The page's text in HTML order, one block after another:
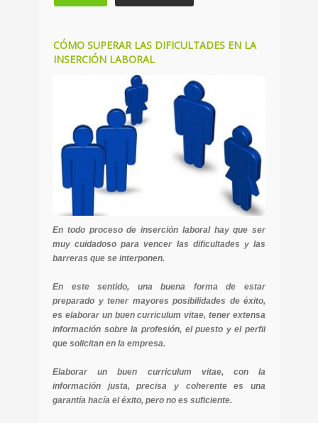
CÓMO SUPERAR LAS DIFICULTADES EN LA
INSERCIÓN LABORAL
En todo proceso de inserción laboral hay que ser
muy cuidadoso para vencer las dificultades y las
barreras que se interponen.
En este sentido, una buena forma de estar
preparado y tener mayores posibilidades de éxito,
es elaborar un buen curriculum vitae, tener extensa
información sobre la profesión, el puesto y el perfil
que solicitan en la empresa.
Elaborar un buen curriculum vitae, con la
información justa, precisa y coherente es una
garantía hacía el éxito, pero no es suficiente.